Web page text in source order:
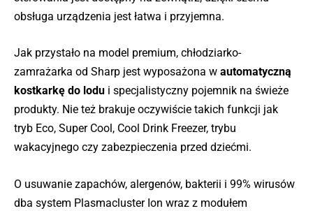
obsługa urządzenia jest łatwa i przyjemna.
Jak przystało na model premium, chłodziarko-
zamrażarka od Sharp jest wyposażona w automatyczną
kostkarkę do lodu i specjalistyczny pojemnik na świeże
produkty. Nie też brakuje oczywiście takich funkcji jak
tryb Eco, Super Cool, Cool Drink Freezer, trybu
wakacyjnego czy zabezpieczenia przed dziećmi.
O usuwanie zapachów, alergenów, bakterii i 99% wirusów
dba system Plasmacluster Ion wraz z modułem